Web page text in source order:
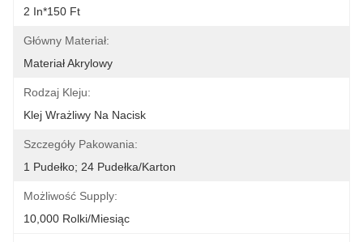
2 In*150 Ft
Główny Materiał:
Materiał Akrylowy
Rodzaj Kleju:
Klej Wrażliwy Na Nacisk
Szczegóły Pakowania:
1 Pudełko; 24 Pudełka/karton
Możliwość Supply:
10,000 Rolki/miesiąc